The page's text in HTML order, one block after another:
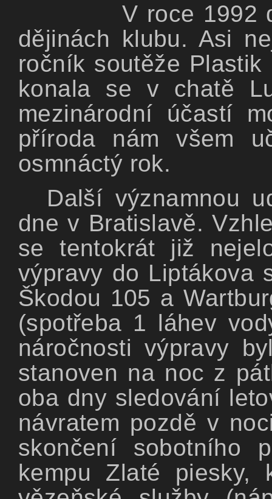
V roce 1992
dějinách klubu. Asi
ročník soutěže
konala se v chatě
mezinárodní účastí
příroda nám všem
osmnáctý rok.
Další významnou
dne v Bratislavě.
se tentokrát již
výpravy do Liptákova
Škodou 105 a
(spotřeba 1 láhev
náročnosti výpravy
stanoven na noc z
oba dny sledování
návratem pozdě v
skončení sobotního
kempu Zlaté piesky,